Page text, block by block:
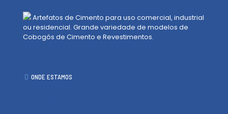
Artefatos de Cimento para uso comercial, industrial
ou residencial. Grande variedade de modelos de
Cobogós de Cimento e Revestimentos.
ONDE ESTAMOS